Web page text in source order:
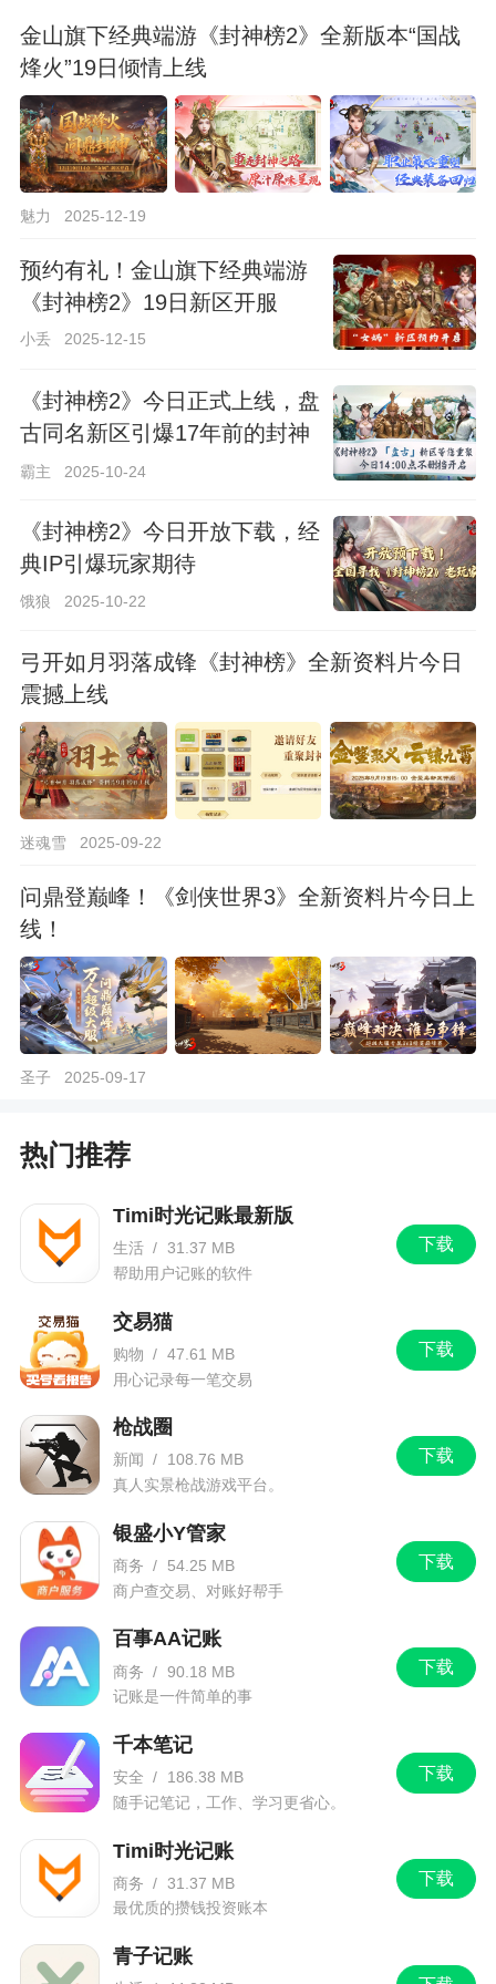
金山旗下经典端游《封神榜2》全新版本“国战
烽火”19日倾情上线
魅力 2025-12-19
预约有礼！金山旗下经典端游
《封神榜2》19日新区开服
小丢 2025-12-15
《封神榜2》今日正式上线，盘
古同名新区引爆17年前的封神
回忆
霸主 2025-10-24
《封神榜2》今日开放下载，经
典IP引爆玩家期待
饿狼 2025-10-22
弓开如月羽落成锋《封神榜》全新资料片今日
震撼上线
迷魂雪 2025-09-22
问鼎登巅峰！《剑侠世界3》全新资料片今日上
线！
圣子 2025-09-17
热门推荐
下载
Timi时光记账最新版
生活 / 31.37 MB
帮助用户记账的软件
下载
交易猫
购物 / 47.61 MB
用心记录每一笔交易
下载
枪战圈
新闻 /
108.76 MB
真人实景枪战游戏平台。
下载
银盛小Y管家
商务 /
54.25 MB
商户查交易、对账好帮手
下载
百事AA记账
商务 / 90.18 MB
记账是一件简单的事
下载
千本笔记
安全 /
186.38 MB
随手记笔记，工作、学习更省心。
下载
Timi时光记账
商务 / 31.37 MB
最优质的攒钱投资账本
青子记账